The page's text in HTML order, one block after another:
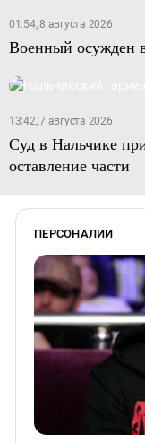
01:54, 8 августа 2026
Военный осужден
13:42, 7 августа 2026
Суд в Нальчике
оставление части
ПЕРСОНАЛИИ